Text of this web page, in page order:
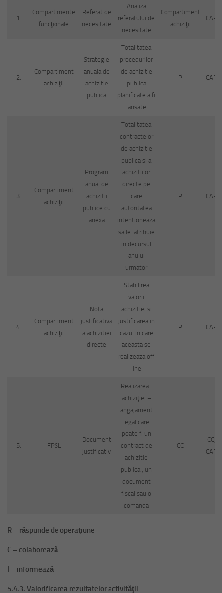
1.
Compartimente
funcţionale
Referat de
necesitate
Analiza
referatului de
necesitate
Compartiment
achiziţii
CAP
2.
Compartiment
achiziţii
Strategie
anuala de
achizitie
publica
Totalitatea
procedurilor
de achizitie
publica
planificate a fi
lansate
P CAP
3.
Compartiment
achiziţii
Program
anual de
achizitii
publice cu
anexa
Totalitatea
contractelor
de achizitie
publica si a
achizitiilor
directe pe
care
autoritatea
intentioneaza
sa le atribuie
in decursul
anului
urmator
P CAP
4.
Compartiment
achiziţii
Nota
justificativa
a achizitiei
directe
Stabilirea
valorii
achizitiei si
justificarea in
cazul in care
aceasta se
realizeaza off
line
P CAP
5. FPSL
Document
justificativ
Realizarea
achiziţiei –
angajament
legal care
poate fi un
contract de
achizitie
publica , un
document
fiscal sau o
comanda
CC
CC,
CAP
R – răspunde de operaţiune
C – colaborează
I – informează
5.4.3. Valorificarea rezultatelor activităţii